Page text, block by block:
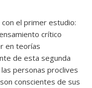
el primer estudio:
crítico
en teorías
de esta segunda
personas proclives
conscientes de sus